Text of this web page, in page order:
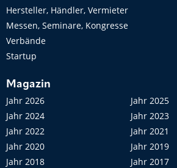
Hersteller, Händler, Vermieter
Messen, Seminare, Kongresse
Verbände
Startup
Magazin
Jahr 2026
Jahr 2025
Jahr 2024
Jahr 2023
Jahr 2022
Jahr 2021
Jahr 2020
Jahr 2019
Jahr 2018
Jahr 2017